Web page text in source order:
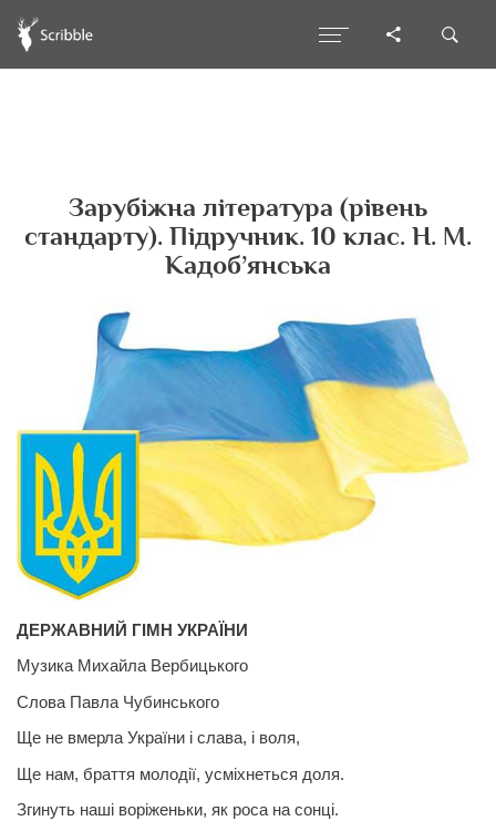
Зарубіжна література (рівень
стандарту). Підручник. 10 клас. Н. М.
Кадоб’янська
ДЕРЖАВНИЙ ГІМН УКРАЇНИ
Музика Михайла Вербицького
Слова Павла Чубинського
Ще не вмерла України і слава, і воля,
Ще нам, браття молодії, усміхнеться доля.
Згинуть наші воріженьки, як роса на сонці.